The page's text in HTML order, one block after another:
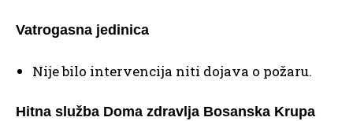
Vatrogasna jedinica
Nije bilo intervencija niti dojava o požaru.
Hitna služba Doma zdravlja Bosanska Krupa